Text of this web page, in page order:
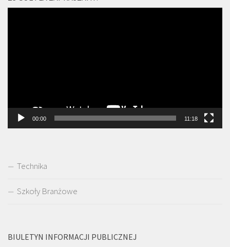
00:00 11:18
Technika
Szkoły Branżowe
BIULETYN INFORMACJI PUBLICZNEJ